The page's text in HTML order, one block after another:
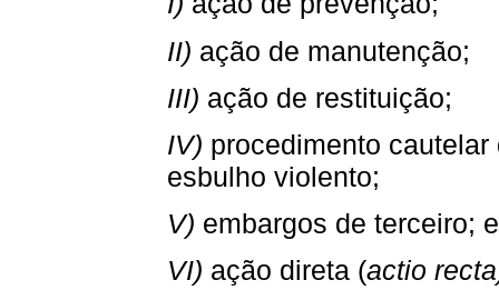
II) ação de manutenção;
III) ação de restituição;
IV) procedimento
esbulho violento;
V) embargos de terceiro; e
VI) ação direta (actio